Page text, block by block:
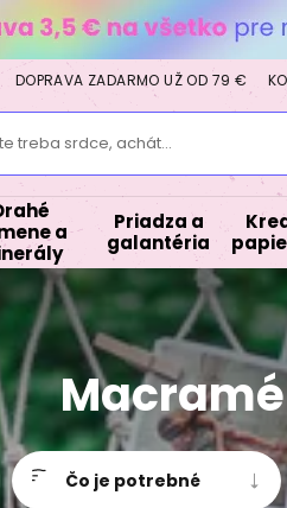
DOPRAVA ZADARMO UŽ OD 79 €
treba srdce, achát...
a
Priadza a
galantéria
Čo je potrebné